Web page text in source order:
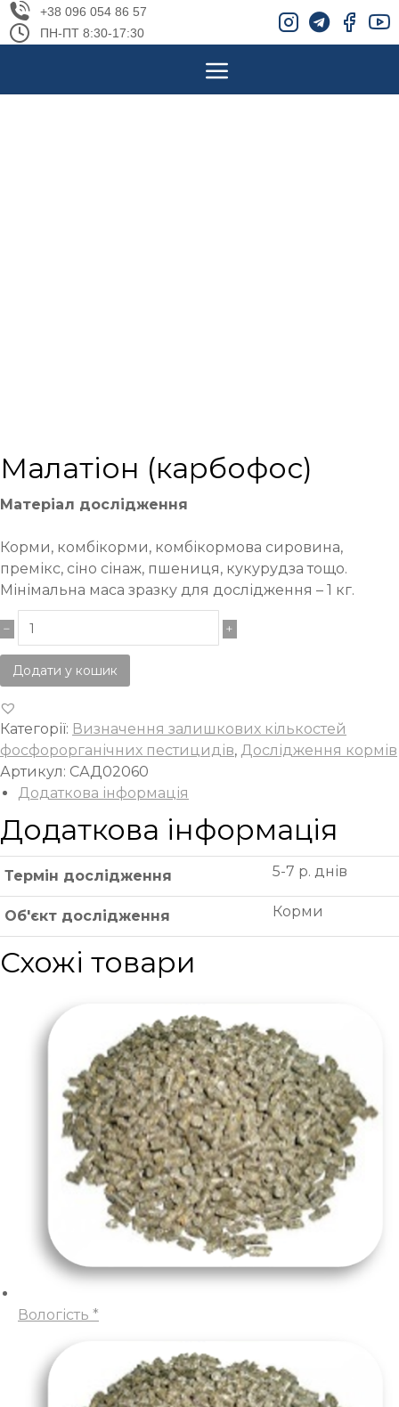
+38 096 054 86 57
ПН-ПТ 8:30-17:30
Малатіон (карбофос)
Матеріал дослідження
Корми, комбікорми, комбікормова сировина,
премікс, сіно сінаж, пшениця, кукурудза тощо.
Мінімальна маса зразку для дослідження – 1 кг.
Додати у кошик
Категорії: Визначення залишкових кількостей
фосфорорганічних пестицидів, Дослідження кормів
Артикул: САД02060
Додаткова інформація
Додаткова інформація
Термін дослідження 5-7 р. днів
Об'єкт дослідження Корми
Схожі товари
Вологість *